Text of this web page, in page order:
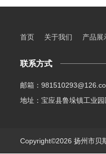
首页 关于我们 产品展
联系方式
邮箱：
地址：宝应县鲁垛镇工业园
Copyright©2026 扬州市